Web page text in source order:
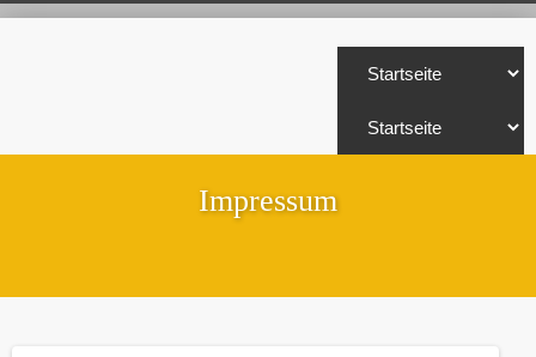
Impressum